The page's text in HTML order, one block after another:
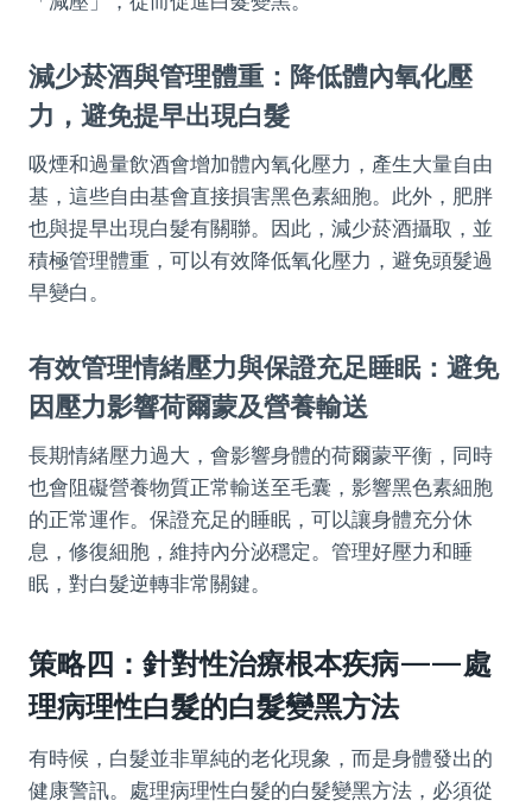
減少菸酒與管理體重：降低體內氧化壓
力，避免提早出現白髮
吸煙和過量飲酒會增加體內氧化壓力，產生大量自由
基，這些自由基會直接損害黑色素細胞。此外，肥胖
也與提早出現白髮有關聯。因此，減少菸酒攝取，並
積極管理體重，可以有效降低氧化壓力，避免頭髮過
早變白。
有效管理情緒壓力與保證充足睡眠：避免
因壓力影響荷爾蒙及營養輸送
長期情緒壓力過大，會影響身體的荷爾蒙平衡，同時
也會阻礙營養物質正常輸送至毛囊，影響黑色素細胞
的正常運作。保證充足的睡眠，可以讓身體充分休
息，修復細胞，維持內分泌穩定。管理好壓力和睡
眠，對白髮逆轉非常關鍵。
策略四：針對性治療根本疾病——處
理病理性白髮的白髮變黑方法
有時候，白髮並非單純的老化現象，而是身體發出的
健康警訊。處理病理性白髮的白髮變黑方法，必須從